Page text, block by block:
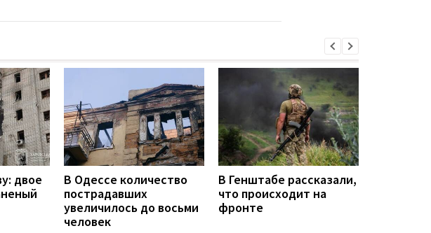
двое
В Одессе количество
пострадавших
увеличилось до восьми
человек
В Генштабе рассказали,
что происходит на
фронте